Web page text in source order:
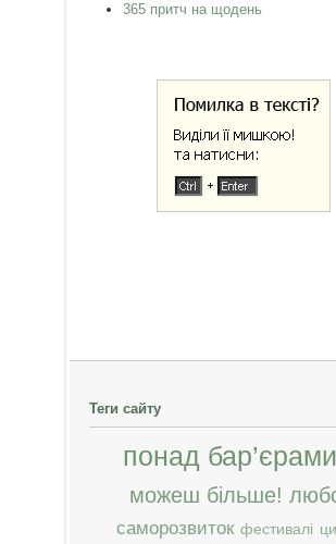
365 притч на щодень
Теги сайту
понад бар’єрами
можеш більше!
саморозвиток фестивалі